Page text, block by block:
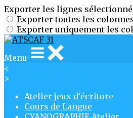
Exporter les lignes
Exporter toutes les
Exporter uniquement les
Menu
<
>
Atelier jeux d'écriture
Cours de Langue